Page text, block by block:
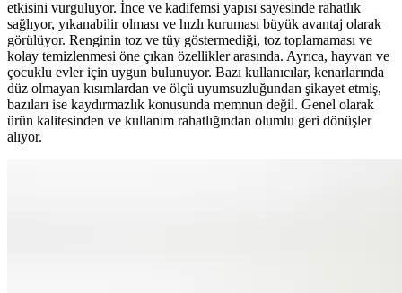
etkisini vurguluyor. İnce ve kadifemsi yapısı sayesinde rahatlık
sağlıyor, yıkanabilir olması ve hızlı kuruması büyük avantaj olarak
görülüyor. Renginin toz ve tüy göstermediği, toz toplamaması ve
kolay temizlenmesi öne çıkan özellikler arasında. Ayrıca, hayvan ve
çocuklu evler için uygun bulunuyor. Bazı kullanıcılar, kenarlarında
düz olmayan kısımlardan ve ölçü uyumsuzluğundan şikayet etmiş,
bazıları ise kaydırmazlık konusunda memnun değil. Genel olarak
ürün kalitesinden ve kullanım rahatlığından olumlu geri dönüşler
alıyor.